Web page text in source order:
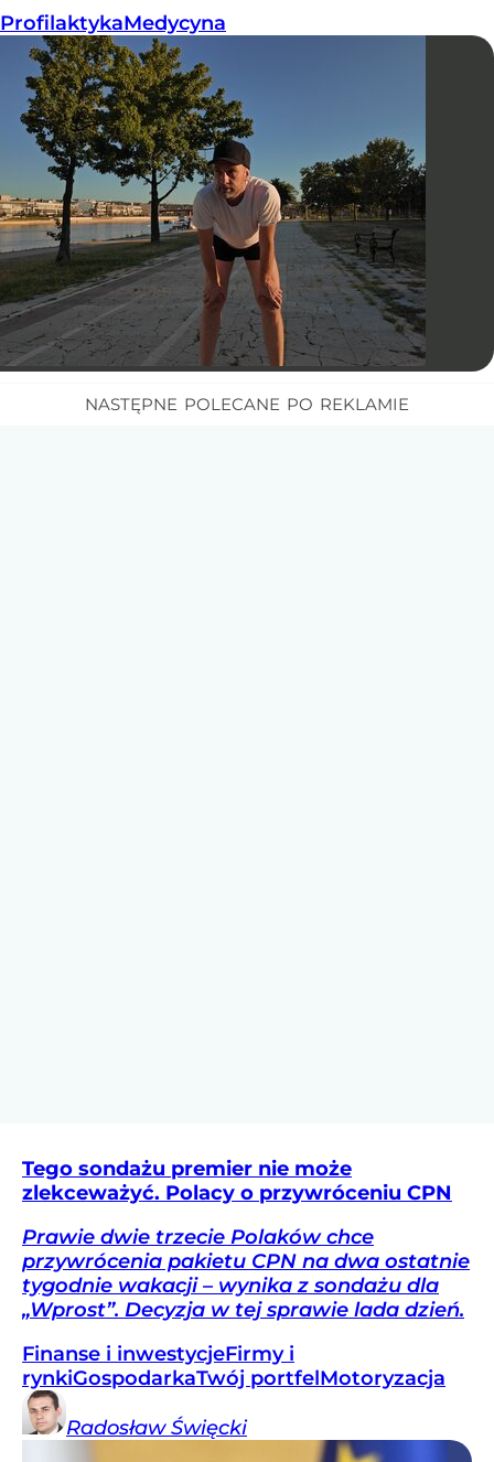
ProfilaktykaMedycyna
Tego sondażu premier nie może
zlekceważyć. Polacy o przywróceniu CPN
Prawie dwie trzecie Polaków chce
przywrócenia pakietu CPN na dwa ostatnie
tygodnie wakacji – wynika z sondażu dla
„Wprost”. Decyzja w tej sprawie lada dzień.
Finanse i inwestycjeFirmy i
rynkiGospodarkaTwój portfelMotoryzacja
Radosław Święcki